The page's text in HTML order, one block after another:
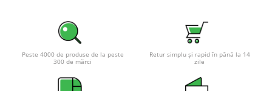
Peste 4000 de produse de la peste
300 de mărci
Retur simplu și rapid în până la 14
zile